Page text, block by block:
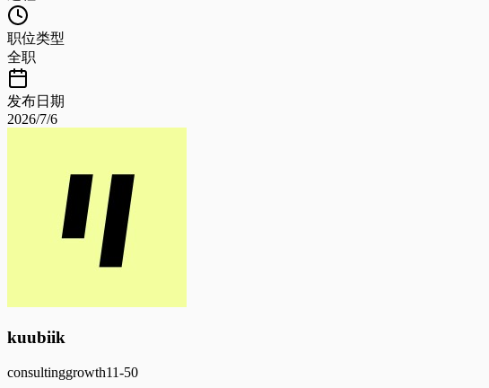
职位类型
全职
发布日期
2026/7/6
kuubiik
consultinggrowth11-50